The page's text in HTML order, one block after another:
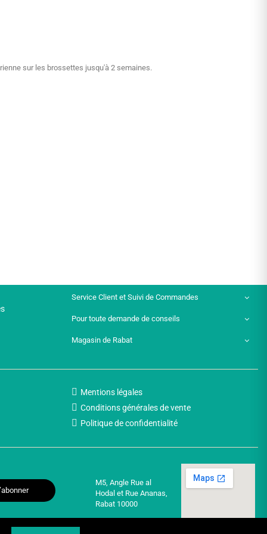
sur les brossettes jusqu'à 2 semaines.
Service Client et Suivi de Commandes
Pour toute demande de conseils
Magasin de Rabat
Mentions légales
Conditions générales de vente
Politique de confidentialité
M5, Angle Rue al
Hodal et Rue Ananas,
Rabat 10000